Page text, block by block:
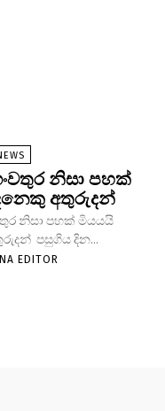
නිසා පහක්
අතුරුදන්
නිසා පහක් මියයයි
පසුගිය දින...
EDITOR